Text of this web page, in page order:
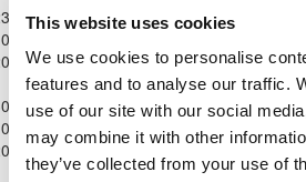
This website uses cookies
We use cookies to personalise
features and to analyse our traffic.
use of our site with our social
may combine it with other
they’ve collected from your use of
Πρωτάθλημα
Παίδων Κ-16
2022/23
Παγκύπριο
Πρωτάθλημα
Παίδων Κ-16
2022/23
ΑΕΛ ΛΕΜΕΣΟΥ 3